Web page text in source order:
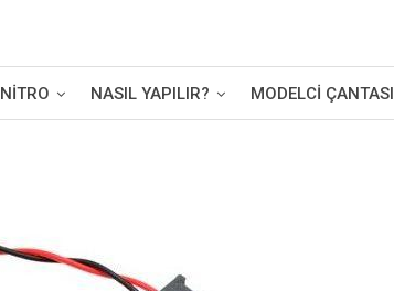
NITRO NASIL YAPILIR? MODELCI ÇANTASI